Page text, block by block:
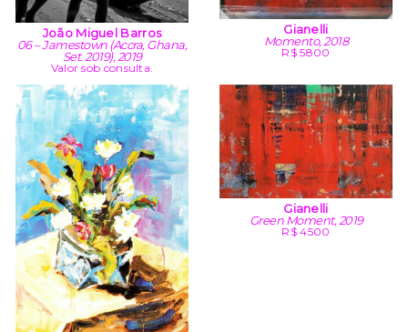
João Miguel Barros
06 – Jamestown (Accra, Ghana,
Set. 2019), 2019
Valor sob consulta.
Gianelli
Momento, 2018
R$ 5800
Gianelli
Green Moment, 2019
R$ 4500